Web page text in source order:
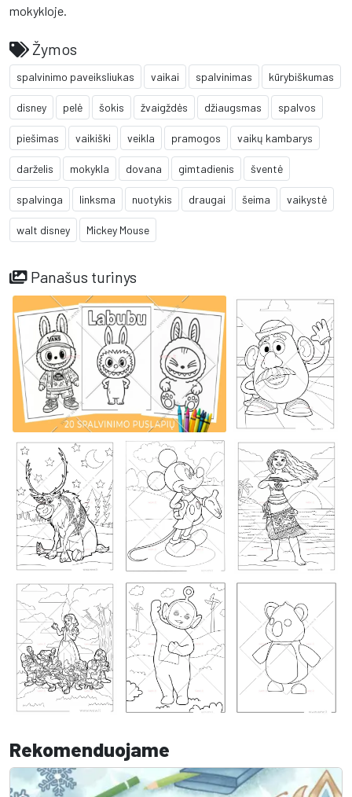
mokykloje.
Žymos
spalvinimo paveiksliukas vaikai spalvinimas kūrybiškumas
disney pelė šokis žvaigždės džiaugsmas spalvos
piešimas vaikiški veikla pramogos vaikų kambarys
darželis mokykla dovana gimtadienis šventė
spalvinga linksma nuotykis draugai šeima vaikystė
walt disney Mickey Mouse
Panašus turinys
Rekomenduojame